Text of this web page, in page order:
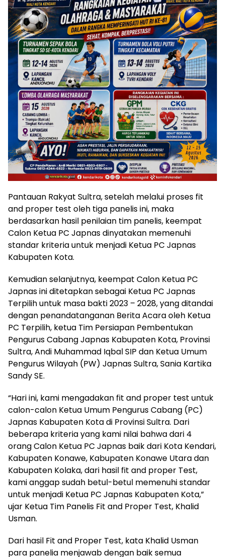
Pantauan Rakyat Sultra, setelah melalui proses fit
and proper test oleh tiga panelis ini, maka
berdasarkan hasil penilaian tim panelis, keempat
Calon Ketua PC Japnas dinyatakan memenuhi
standar kriteria untuk menjadi Ketua PC Japnas
Kabupaten Kota.
Kemudian selanjutnya, keempat Calon Ketua PC
Japnas ini ditetapkan sebagai Ketua PC Japnas
Terpilih untuk masa bakti 2023 – 2028, yang ditandai
dengan penandatanganan Berita Acara oleh Ketua
PC Terpilih, ketua Tim Persiapan Pembentukan
Pengurus Cabang Japnas Kabupaten Kota, Provinsi
Sultra, Andi Muhammad Iqbal SIP dan Ketua Umum
Pengurus Wilayah (PW) Japnas Sultra, Sania Kartika
Sandy SE.
“Hari ini, kami mengadakan fit and proper test untuk
calon-calon Ketua Umum Pengurus Cabang (PC)
Japnas Kabupaten Kota di Provinsi Sultra. Dari
beberapa kriteria yang kami nilai bahwa dari 4
orang Calon Ketua PC Japnas baik dari Kota Kendari,
Kabupaten Konawe, Kabupaten Konawe Utara dan
Kabupaten Kolaka, dari hasil fit and proper Test,
kami anggap sudah betul-betul memenuhi standar
untuk menjadi Ketua PC Japnas Kabupaten Kota,”
ujar Ketua Tim Panelis Fit and Proper Test, Khalid
Usman.
Dari hasil Fit and Proper Test, kata Khalid Usman
para panelia menjawab dengan baik semua